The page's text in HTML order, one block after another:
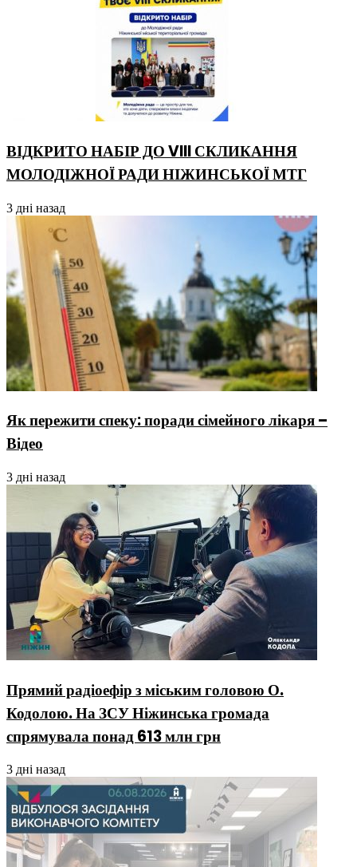
ВІДКРИТО НАБІР ДО VIII СКЛИКАННЯ
МОЛОДІЖНОЇ РАДИ НІЖИНСЬКОЇ МТГ
3 дні назад
Як пережити спеку: поради сімейного лікаря –
Відео
3 дні назад
Прямий радіоефір з міським головою О.
Кодолою. На ЗСУ Ніжинська громада
спрямувала понад 613 млн грн
3 дні назад